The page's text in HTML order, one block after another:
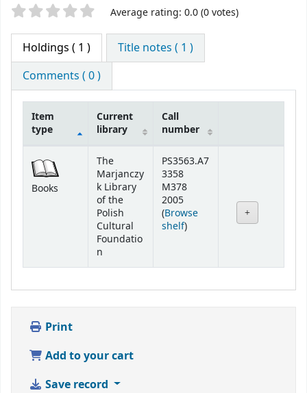
Star ratings Average rating: 0.0 (0 votes)
Holdings ( 1 )
Title notes ( 1 )
Comments ( 0 )
Item
type
Current
library
Call
number
Books
The
Marjanczy
k Library
of the
Polish
Cultural
Foundatio
n
PS3563.A7
3358
M378
2005
(Browse
shelf(Opens below)
)
Print
Add to your cart
Save record